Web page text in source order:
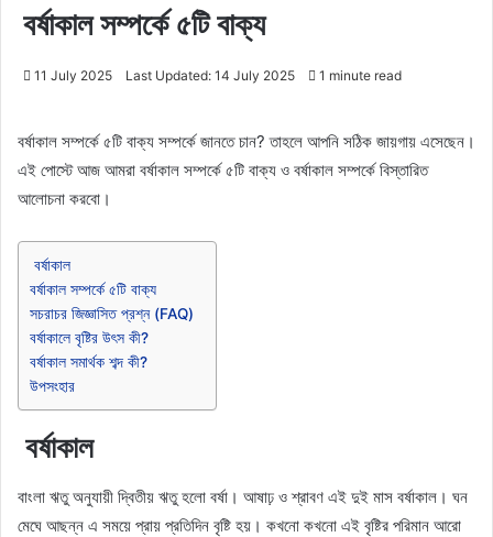
বর্ষাকাল সম্পর্কে ৫টি বাক্য
11 July 2025 Last Updated: 14 July 2025 1 minute read
বর্ষাকাল সম্পর্কে ৫টি বাক্য সম্পর্কে জানতে চান? তাহলে আপনি সঠিক জায়গায় এসেছেন।
এই পোস্টে আজ আমরা বর্ষাকাল সম্পর্কে ৫টি বাক্য ও বর্ষাকাল সম্পর্কে বিস্তারিত
আলোচনা করবো।
বর্ষাকাল
বর্ষাকাল সম্পর্কে ৫টি বাক্য
সচরাচর জিজ্ঞাসিত প্রশ্ন (FAQ)
বর্ষাকালে বৃষ্টির উৎস কী?
বর্ষাকাল সমার্থক শব্দ কী?
উপসংহার
বর্ষাকাল
বাংলা ঋতু অনুযায়ী দ্বিতীয় ঋতু হলো বর্ষা। আষাঢ় ও শ্রাবণ এই দুই মাস বর্ষাকাল। ঘন
মেঘে আছন্ন এ সময়ে প্রায় প্রতিদিন বৃষ্টি হয়। কখনো কখনো এই বৃষ্টির পরিমান আরো